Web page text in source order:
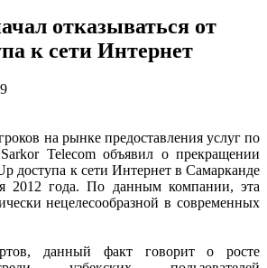
отказываться от
к сети Интернет
на рынке предоставления услуг по
Telecom объявил о прекращении
доступа к сети Интернет в Самарканде
2012 года. По данным компании, эта
нецелесообразной в современных
данный факт говорит о росте